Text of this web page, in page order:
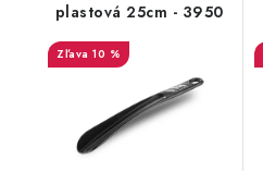
plastová 25cm - 3950
10 %